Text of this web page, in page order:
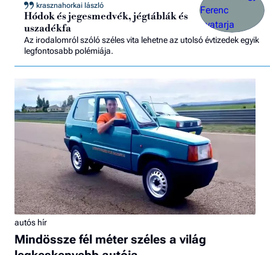
krasznahorkai lászló
Hódok és jegesmedvék, jégtáblák és
uszadékfa
Az irodalomról szóló széles vita lehetne az utolsó évtizedek egyik
legfontosabb polémiája.
autós hír
Mindössze fél méter széles a világ